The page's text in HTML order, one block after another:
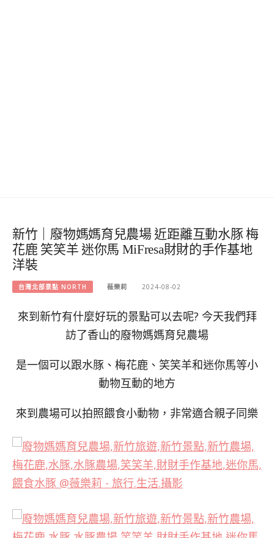
新竹｜廢物媽媽育兒農場 近距離互動水豚 梅
花鹿 笑笑羊 迷你馬 MiFresa財財的手作基地
洋裝
台灣北部景點 NORTH 薇樂莉 2024-08-02
來到新竹有什麼好玩的景點可以去呢? 今天我們拜
訪了香山的廢物媽媽育兒農場
是一個可以跟水豚、梅花鹿、笑笑羊和迷你馬等小
動物互動的地方
來到農場可以拍照餵食小動物，非常適合親子同樂